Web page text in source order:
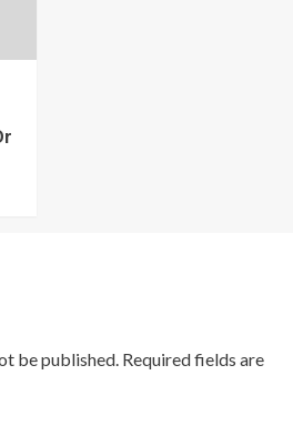
be published. Required fields are